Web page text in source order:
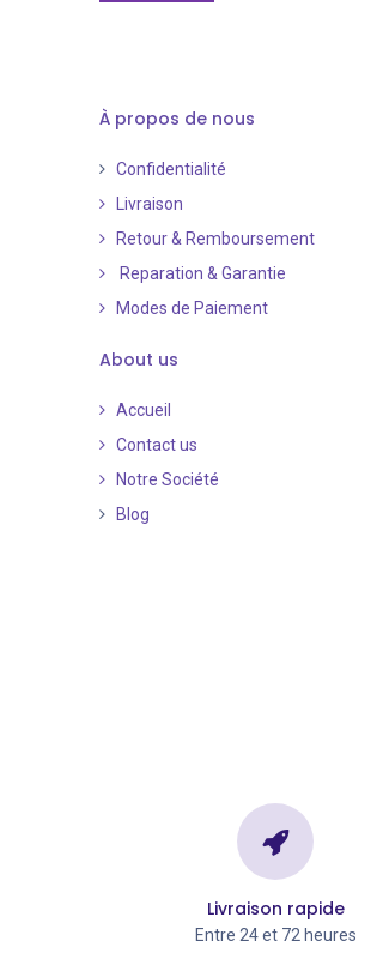
À propos de nous
Confidentialité
Livraison
Retour & Remboursement
Reparation & Garantie
Modes de Paiement​
About us
Accueil
Contact us
Notre Société
Blog
Livraison rapide
Entre 24 et 72 heures